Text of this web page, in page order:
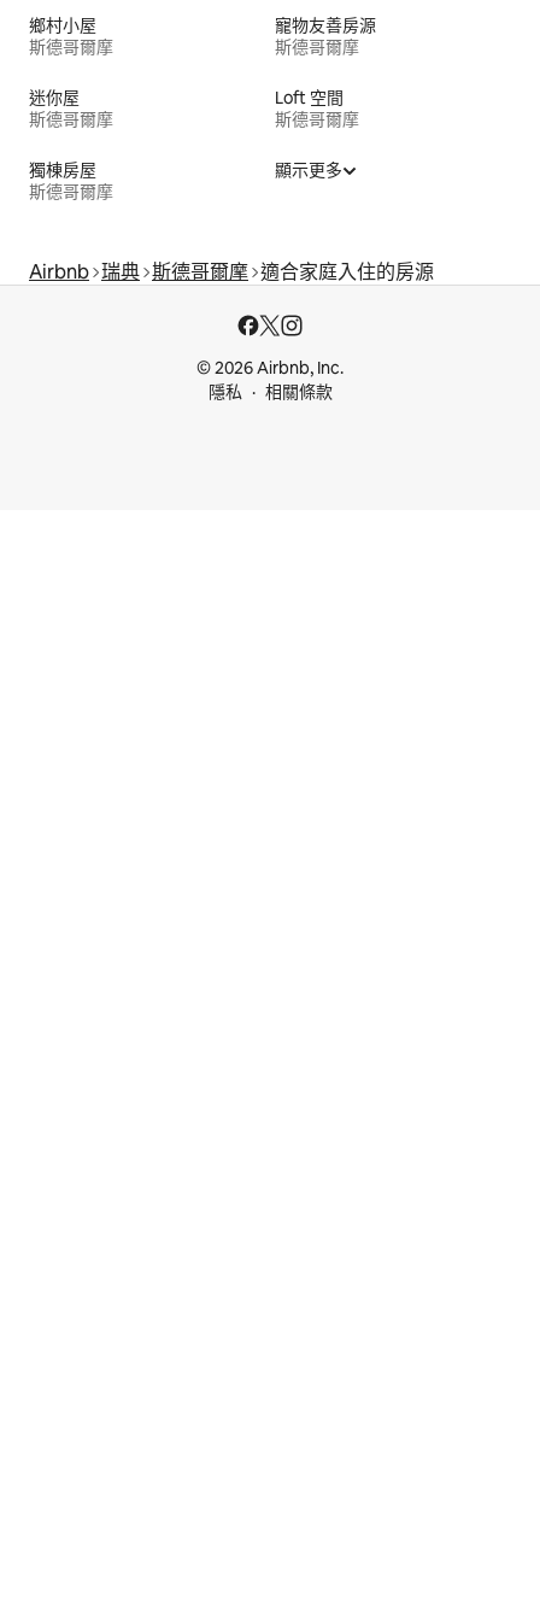
鄉村小屋
斯德哥爾摩
寵物友善房源
斯德哥爾摩
迷你屋
斯德哥爾摩
Loft 空間
斯德哥爾摩
獨棟房屋
斯德哥爾摩
顯示更多
Airbnb 瑞典 斯德哥爾摩 適合家庭入住的房源
© 2026 Airbnb, Inc.
隱私
相關條款